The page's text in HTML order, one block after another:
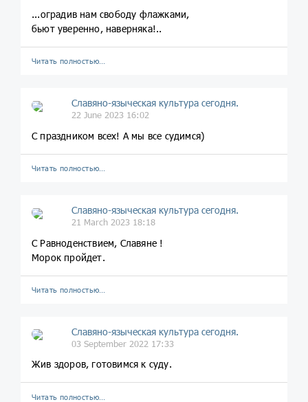
...оградив нам свободу флажками,
бьют уверенно, наверняка!..
Читать полностью…
Славяно-языческая культура сегодня.
22 June 2023 16:02
С праздником всех! А мы все судимся)
Читать полностью…
Славяно-языческая культура сегодня.
21 March 2023 18:18
С Равноденствием, Славяне !
Морок пройдет.
Читать полностью…
Славяно-языческая культура сегодня.
03 September 2022 17:33
Жив здоров, готовимся к суду.
Читать полностью…